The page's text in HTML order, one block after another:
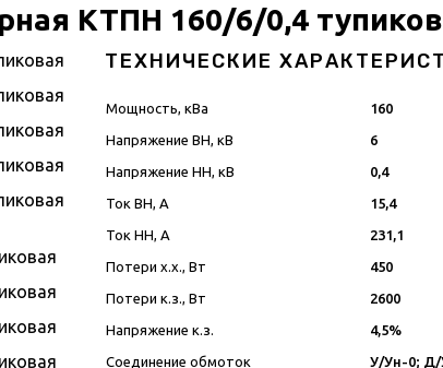
КТПН 160/6/0,4
ТЕХНИЧЕСКИЕ
Мощность, кВа 160
Напряжение ВН, кВ 6
Напряжение НН, кВ 0,4
Ток ВН, А 15,4
Ток НН, А 231,1
Потери х.х., Вт 450
Потери к.з., Вт 2600
Напряжение к.з. 4,5%
Соединение обмоток У/Ун-0; Д/